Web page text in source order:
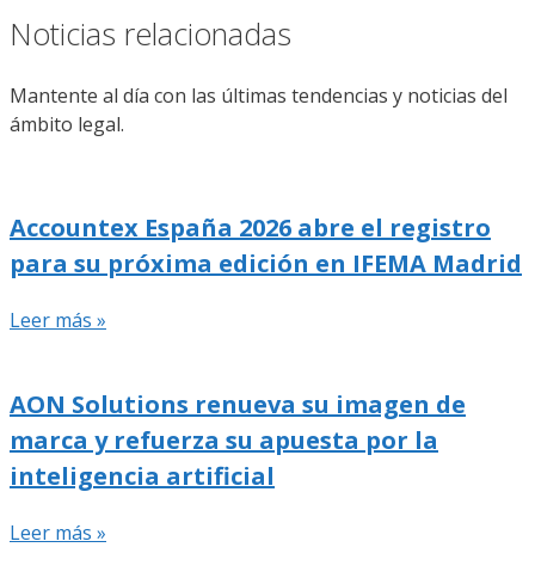
Noticias relacionadas
Mantente al día con las últimas tendencias y noticias del
ámbito legal.
Accountex España 2026 abre el registro
para su próxima edición en IFEMA Madrid
Leer más »
AON Solutions renueva su imagen de
marca y refuerza su apuesta por la
inteligencia artificial
Leer más »